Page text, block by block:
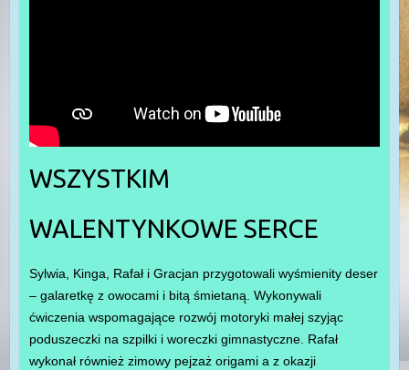
WSZYSTKIM
WALENTYNKOWE SERCE
Sylwia, Kinga, Rafał i Gracjan przygotowali wyśmienity deser
– galaretkę z owocami i bitą śmietaną. Wykonywali
ćwiczenia wspomagające rozwój motoryki małej szyjąc
poduszeczki na szpilki i woreczki gimnastyczne. Rafał
wykonał również zimowy pejzaż origami a z okazji